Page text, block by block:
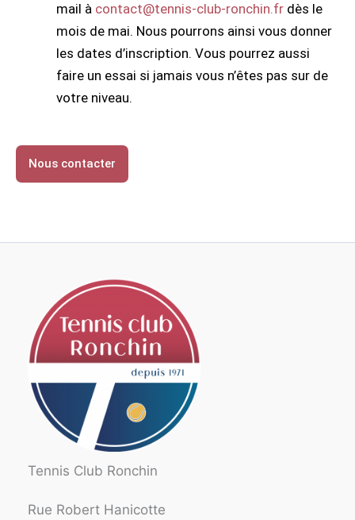
mail à contact@tennis-club-ronchin.fr dès le
mois de mai. Nous pourrons ainsi vous donner
les dates d’inscription. Vous pourrez aussi
faire un essai si jamais vous n’êtes pas sur de
votre niveau.
Nous contacter
Tennis Club Ronchin
Rue Robert Hanicotte